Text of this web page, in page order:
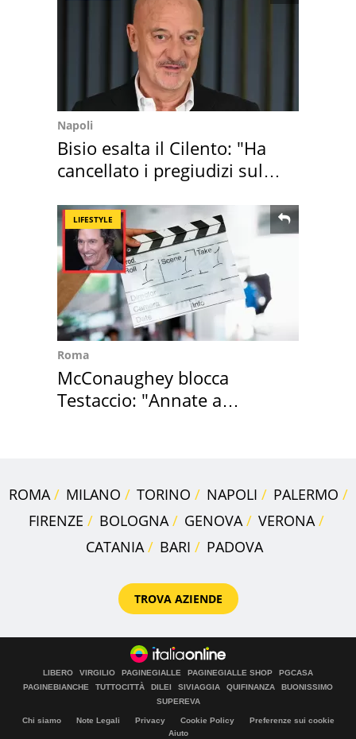
Napoli
Bisio esalta il Cilento: "Ha
cancellato i pregiudizi sul
LIFESTYLE
Roma
McConaughey blocca
Testaccio: "Annate a
ROMA MILANO TORINO NAPOLI
PALERMO
FIRENZE
BOLOGNA GENOVA
VERONA
CATANIA
BARI PADOVA
TROVA AZIENDE
LIBERO VIRGILIO PAGINEGIALLE PAGINEGIALLE SHOP
PGCASA
PAGINEBIANCHE
TUTTOCITTÀ DILEI SIVIAGGIA QUIFINANZA
BUONISSIMO
SUPEREVA
Chi siamo Note Legali Privacy Cookie Policy
Preferenze sui cookie
Aiuto